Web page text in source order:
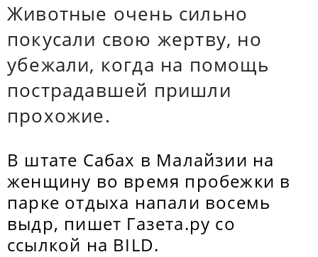
Животные очень сильно
покусали свою жертву, но
убежали, когда на помощь
пострадавшей пришли
прохожие.
В штате Сабах в Малайзии на
женщину во время пробежки в
парке отдыха напали восемь
выдр, пишет Газета.ру со
ссылкой на BILD.